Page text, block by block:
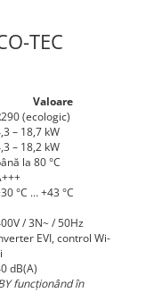
TEC
Valoare
(ecologic)
– 18,7 kW
– 18,2 kW
la 80 °C
°C … +43 °C
/ 3N~ / 50Hz
EVI, control Wi-
dB(A)
funcționând în